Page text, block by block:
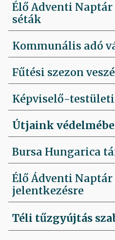
Élő Adventi
séták
Kommunális adó
Fűtési szezon
Képviselő-
Útjaink
Bursa Hungarica
Élő Ádventi
jelentkezésre
Téli tűzgyújtás